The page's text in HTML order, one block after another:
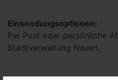
Einsendungsoptionen:
Per Post oder persönliche
Stadtverwaltung Nauen.